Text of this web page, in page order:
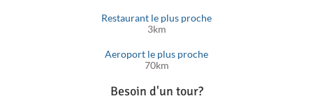
Restaurant le plus proche
3km
Aeroport le plus proche
70km
Besoin d'un tour?